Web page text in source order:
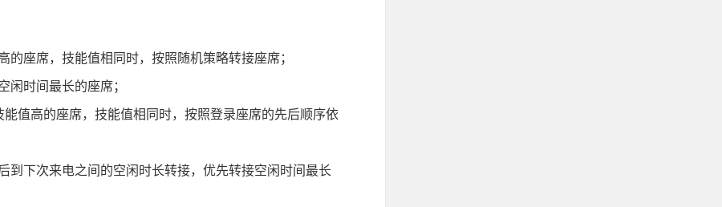
座席，技能值相同时，按照随机策略转接座席；
闲时间最长的座席；
值高的座席，技能值相同时，按照登录座席的先后顺序依
到下次来电之间的空闲时长转接，优先转接空闲时间最长